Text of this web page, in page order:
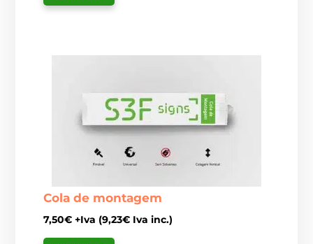
Cola de montagem
7,50€ +Iva (9,23€ Iva inc.)